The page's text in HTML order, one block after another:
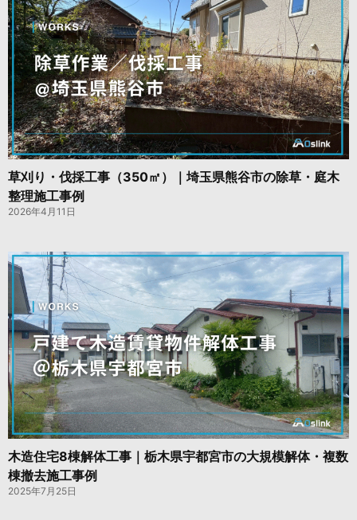
草刈り・伐採工事（350㎡）｜埼玉県熊谷市の除草・庭木
整理施工事例
2026年4月11日
木造住宅8棟解体工事｜栃木県宇都宮市の大規模解体・複数
棟撤去施工事例
2025年7月25日